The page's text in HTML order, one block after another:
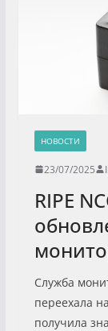
НОВОСТИ
23/07/2025
RIPE
Служба
переехала
получила